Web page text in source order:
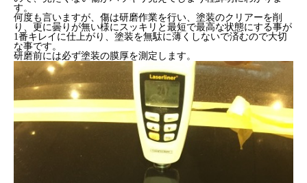
す。
何度も言いますが、傷は研磨作業を行い、塗装のクリアーを削
り、更に曇りが無い様にスッキリと最短で最高な状態にする事が
1番キレイに仕上がり、塗装を無駄に薄くしないで済むので大切
な事です。
研磨前には必ず塗装の膜厚を測定します。